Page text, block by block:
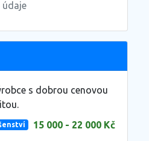
údaje
s dobrou cenovou
15 000 - 22 000 Kč